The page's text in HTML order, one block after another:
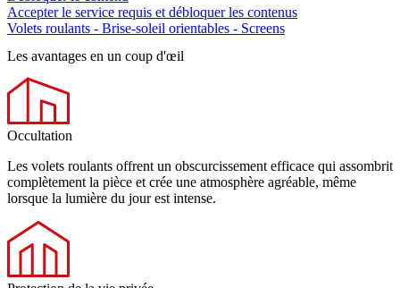
Accepter le service requis et débloquer les contenus
Volets roulants - Brise-soleil orientables - Screens
Les avantages en un coup d'œil
Occultation
Les volets roulants offrent un obscurcissement efficace qui assombrit
complètement la pièce et crée une atmosphère agréable, même
lorsque la lumière du jour est intense.